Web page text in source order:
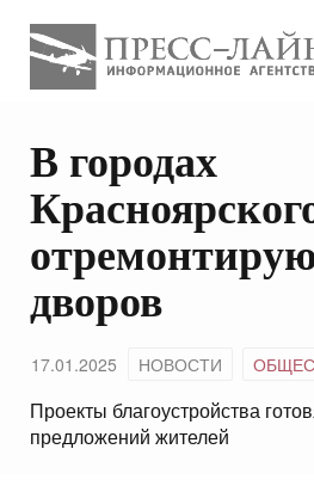
В городах
дворов
17.01.2025 НОВОСТИ
Проекты благоустройства
предложений жителей